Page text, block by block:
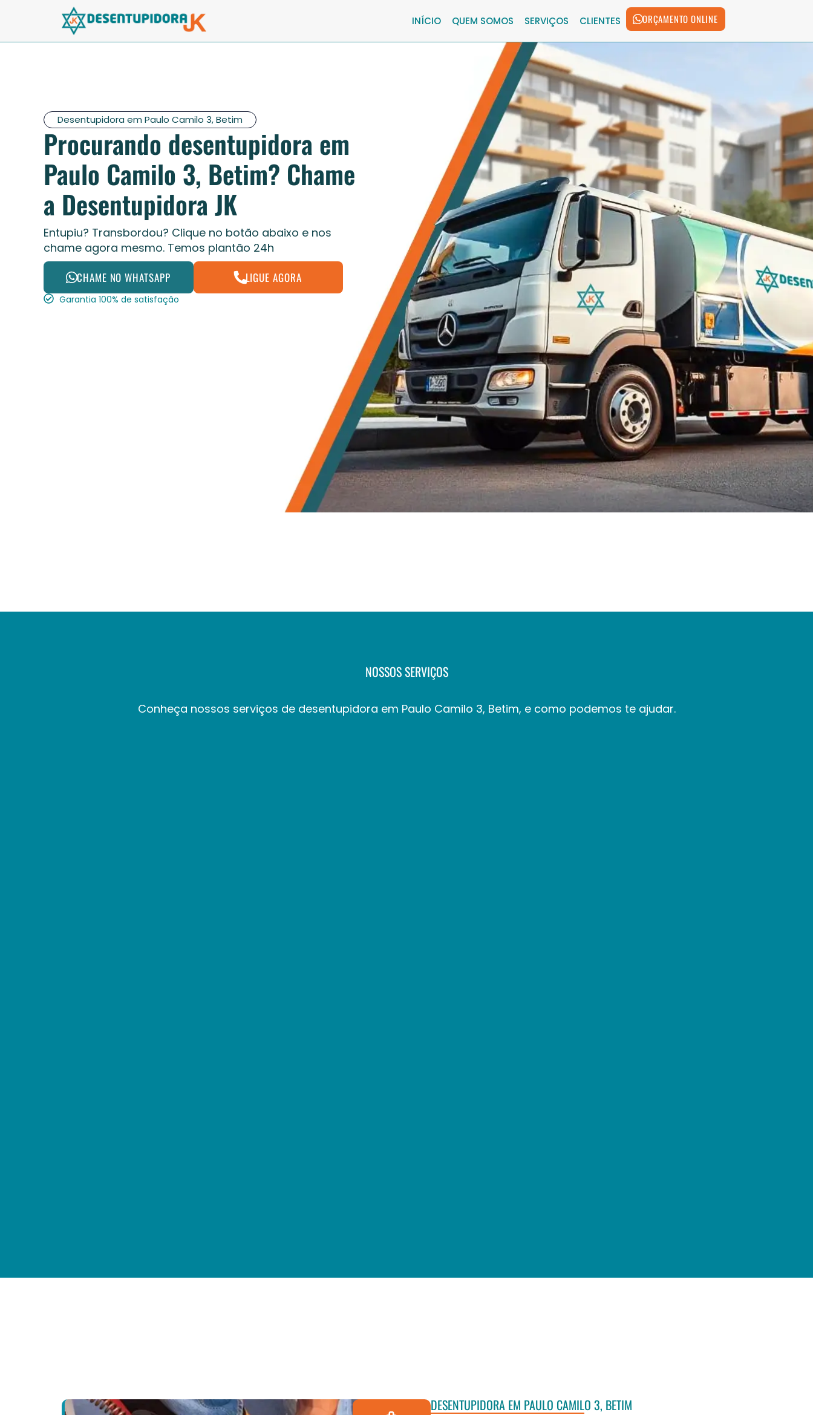
INÍCIO QUEM SOMOS SERVIÇOS CLIENTES ORÇAMENTO ONLINE
Desentupidora em Paulo Camilo 3, Betim
Procurando desentupidora em
Paulo Camilo 3, Betim? Chame
a Desentupidora JK
Entupiu? Transbordou? Clique no botão abaixo e nos
chame agora mesmo. Temos plantão 24h
CHAME NO WHATSAPP
LIGUE AGORA
Garantia 100% de satisfação
NOSSOS SERVIÇOS
Conheça nossos serviços de desentupidora em Paulo Camilo 3, Betim, e como podemos te ajudar.
DESENTUPIDORA EM PAULO CAMILO 3, BETIM